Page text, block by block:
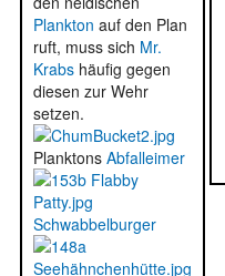
Plankton auf den Plan
ruft, muss sich Mr.
Krabs häufig gegen
diesen zur Wehr
setzen.
Planktons Abfalleimer
Schwabbelburger